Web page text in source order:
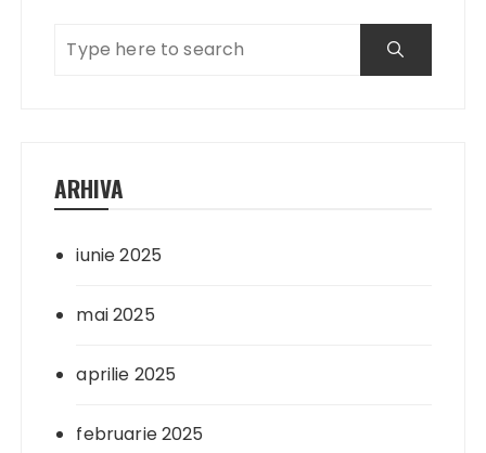
ARHIVA
iunie 2025
mai 2025
aprilie 2025
februarie 2025